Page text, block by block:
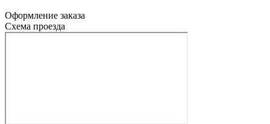
Оформление заказа
Схема проезда